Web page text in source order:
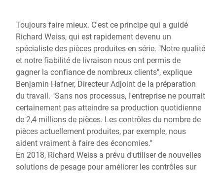
Toujours faire mieux. C'est ce principe qui a guidé
Richard Weiss, qui est rapidement devenu un
spécialiste des pièces produites en série. "Notre qualité
et notre fiabilité de livraison nous ont permis de
gagner la confiance de nombreux clients", explique
Benjamin Hafner, Directeur Adjoint de la préparation
du travail. "Sans nos processus, l'entreprise ne pourrait
certainement pas atteindre sa production quotidienne
de 2,4 millions de pièces. Les contrôles du nombre de
pièces actuellement produites, par exemple, nous
aident vraiment à faire des économies."
En 2018, Richard Weiss a prévu d'utiliser de nouvelles
solutions de pesage pour améliorer les contrôles sur